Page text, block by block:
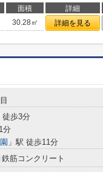
面積 詳細
30.28㎡ 詳細を見る
徒歩3分
分
」駅 徒歩11分
鉄筋コンクリート